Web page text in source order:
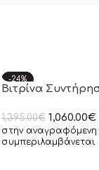
-24%
SOLD OUT
Βιτρίνα
1,395.00€ 1,060.00€
στην αναγραφόμενη